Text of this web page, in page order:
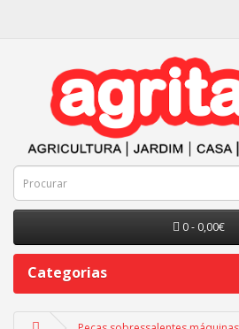
0 - 0,00€
Categorias